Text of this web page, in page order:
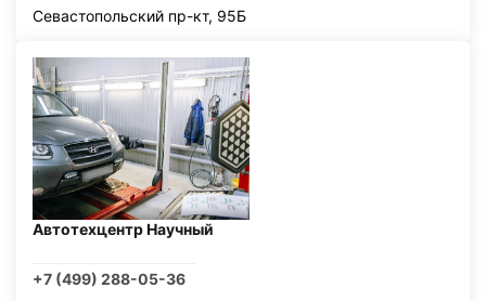
Севастопольский пр-кт, 95Б
Автотехцентр Научный
+7 (499) 288-05-36